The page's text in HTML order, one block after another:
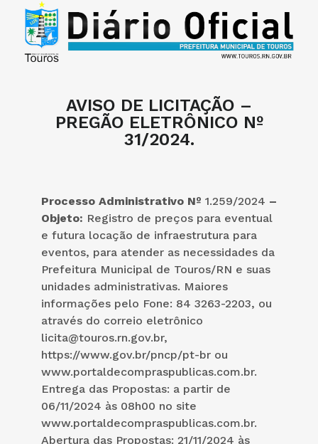
AVISO DE LICITAÇÃO –
PREGÃO ELETRÔNICO Nº
31/2024.
Processo Administrativo Nº 1.259/2024 –
Objeto: Registro de preços para eventual
e futura locação de infraestrutura para
eventos, para atender as necessidades da
Prefeitura Municipal de Touros/RN e suas
unidades administrativas. Maiores
informações pelo Fone: 84 3263-2203, ou
através do correio eletrônico
licita@touros.rn.gov.br,
https://www.gov.br/pncp/pt-br ou
www.portaldecompraspublicas.com.br.
Entrega das Propostas: a partir de
06/11/2024 às 08h00 no site
www.portaldecompraspublicas.com.br.
Abertura das Propostas: 21/11/2024 às
PERGUNTAS FREQUENTES